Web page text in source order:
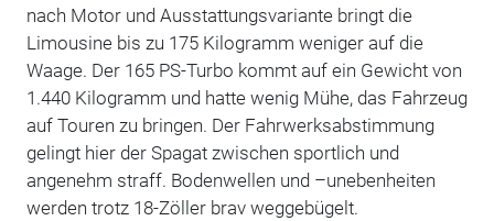
nach Motor und Ausstattungsvariante bringt die
Limousine bis zu 175 Kilogramm weniger auf die
Waage. Der 165 PS-Turbo kommt auf ein Gewicht von
1.440 Kilogramm und hatte wenig Mühe, das Fahrzeug
auf Touren zu bringen. Der Fahrwerksabstimmung
gelingt hier der Spagat zwischen sportlich und
angenehm straff. Bodenwellen und –unebenheiten
werden trotz 18-Zöller brav weggebügelt.